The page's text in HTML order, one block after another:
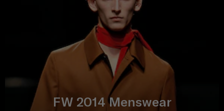
FW 2014 Menswear